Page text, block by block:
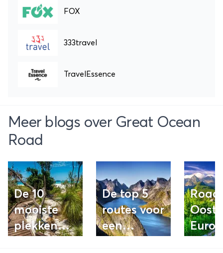
FOX
333travel
TravelEssence
Meer blogs over Great Ocean
Road
De 10
mooiste
plekken
De top 5
routes voor
een
Oost-